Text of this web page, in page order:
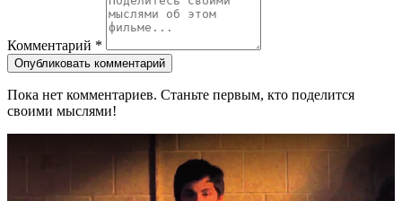
Комментарий *
Опубликовать комментарий
Пока нет комментариев. Станьте первым, кто поделится
своими мыслями!